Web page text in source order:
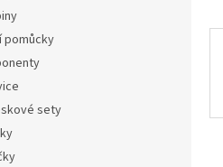
pomůcky
sety